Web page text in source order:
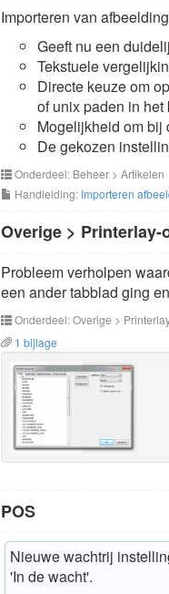
Importeren van
Geeft nu een
Tekstuele
Directe keuze om
of unix paden in
Mogelijkheid om bij
De gekozen
Onderdeel: Beheer > Artikelen
Handleiding: Importeren
Overige > Printerlay-
Probleem verholpen
een ander tabblad ging
Onderdeel: Overige >
1 bijlage
POS
Nieuwe wachtrij
'In de wacht'.